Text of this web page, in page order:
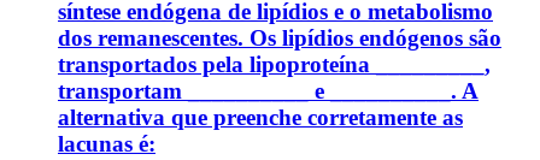
síntese endógena de lipídios e o metabolismo
dos remanescentes. Os lipídios endógenos são
transportados pela lipoproteína _________,
transportam __________ e __________. A
alternativa que preenche corretamente as
lacunas é: